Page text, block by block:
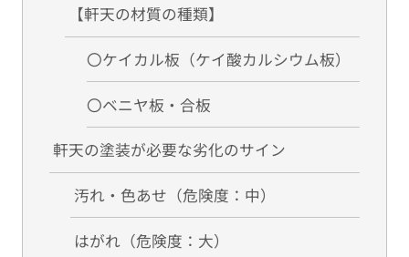
【軒天の材質の種類】
〇ケイカル板（ケイ酸カルシウム板）
〇ベニヤ板・合板
軒天の塗装が必要な劣化のサイン
汚れ・色あせ（危険度：中）
はがれ（危険度：大）